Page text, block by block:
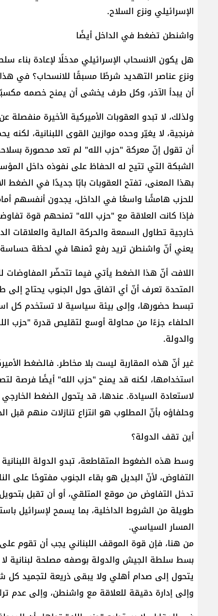
الإسرائيلي ونزع السلاح.
واشنطن تضغط في الداخل أيضًا
هل يكون الانسحاب الإسرائيلي مدخلًا لإعادة
ونزع عناصر التهديد شرطًا مسبقًا للانسحاب؟ في
أن يبدأ الآخر، وكل طرف يخشى أن يمنح خصمه
ولذلك، لا تبدو العقوبات الأميركية الأخيرة
فرنجية، لا يغيّر وحده موازين القوى اللبنانية،
أن تقول إنّ معركة "حزب الله" لم تعد محصورة
الشبكة التي تتيح له الحفاظ على نفوذه داخل
بهذا المعنى، تفتح العقوبات بابًا جديدًا في الضغط
للحزب هامشًا واسعًا في الداخل، يجدون أنفسهم
فإذا كانت العلاقة مع "حزب الله" تمنحهم قوة
خارجية تطاول السمعة والحركة المالية والعلاقات
يعني أنّ واشنطن تريد رفع ثمنها في لحظة
اللافت أنّ هذا الضغط يأتي فيما تتحضّر المفاوضات
المتحدة تعرف أنّ أي اتفاق حول الجنوب يحتاج إلى
تبسط حضورها، وإلى بيئة سياسية لا تستخدم كل
الحلفاء جزءًا من محاولة أوسع لتقليص قدرة "حزب
والدولة.
غير أنّ هذه المقاربة ليست بلا مخاطر. فالضغط
استخدامها، لكنه قد يمنح "حزب الله" أيضًا فرصة
لاستعادة السيادة. عندها، قد يتحول الضغط
وحلفاؤه بأنّ المطلوب هو انتزاع تنازلات منهم
أين تقف الدولة؟
وسط هذه الضغوط المتقاطعة، تبدو الدولة
التفاوض، لأنّ البديل هو بقاء الجنوب مفتوحًا على
تدخل التفاوض من موقع المتلقي، أو أن تقبل
طويلة من الشروط الداخلية، بما يسمح لإسرائيل
المسار السياسي.
من هنا، فإن قوة الموقف اللبناني يجب أن تقوم
بسط سلطة الجيش والدولة بوصفه مصلحة لبنانية
يتحول إلى صدام أهلي ولا يبقى ذريعة لتجميد
وإلى إدارة دقيقة للعلاقة مع واشنطن، وإلى عدم